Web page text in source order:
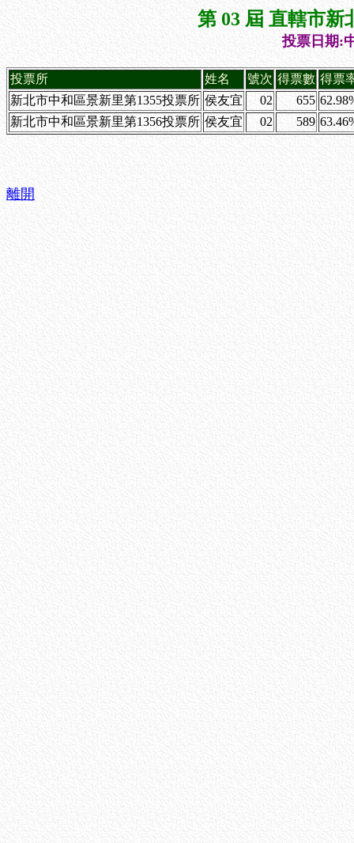
第 03 屆 直轄市新
投票日期:
投票所 姓名 號次 得票數 得票
新北市中和區景新里第1355投票所 侯友宜 02 655
新北市中和區景新里第1356投票所 侯友宜 02 589
離開